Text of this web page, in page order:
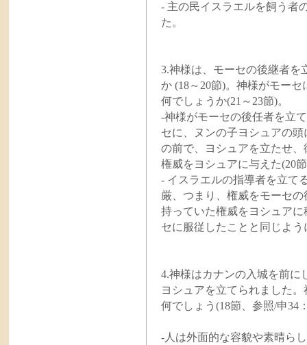
- 主の民イスラエルを飼う者
た。
3.神様は、モーセの後継者を
か (18～20節)。神様がモー
何でしょうか(21～23節)。
-神様がモーセの後任者を立
セに、ヌンの子ヨシュアの
の前で、ヨシュアを立たせ
権威をヨシュアに与えた(20
- イスラエルの指導者を立て
厳、つまり、権威をモーセ
持っていた権威をヨシュア
セに服従したことと同じよ
4.神様はカナンの入城を前に
ヨシュアを立てられました
何でしょう(18節、参照/申34
-人は外面的な容貌や素晴ら